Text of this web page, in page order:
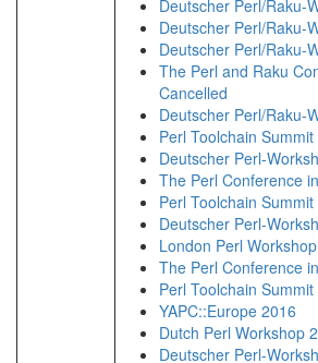
Deutscher Perl/Raku-
Deutscher Perl/Raku-
Deutscher Perl/Raku-
The Perl and Raku
Cancelled
Deutscher Perl/Raku-
Perl Toolchain Summit
Deutscher Perl-
The Perl Conference
Perl Toolchain Summit
Deutscher Perl-
London Perl
The Perl Conference
Perl Toolchain
YAPC::Europe 2016
Dutch Perl Workshop
Deutscher Perl-